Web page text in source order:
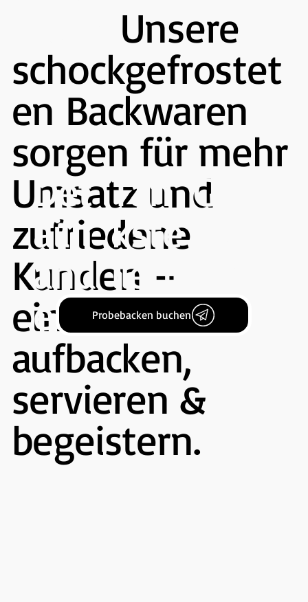
Unsere
schockgefrostet
en Backwaren
sorgen für mehr
Umsatz und
zufriedene
Kunden –
einfach
aufbacken,
servieren &
begeistern.
Det
ailh
and
el
Tan
kste
llen
Gas
e
Probebacken buchen